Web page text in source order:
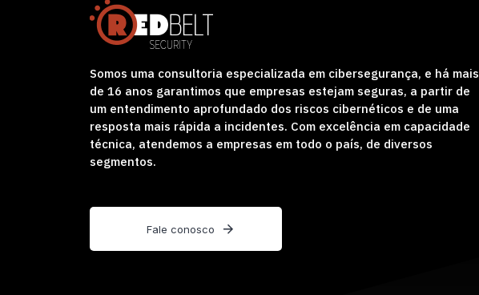
Somos uma consultoria especializada em cibersegurança, e há mais
de 16 anos garantimos que empresas estejam seguras, a partir de
um entendimento aprofundado dos riscos cibernéticos e de uma
resposta mais rápida a incidentes. Com excelência em capacidade
técnica, atendemos a empresas em todo o país, de diversos
segmentos.
Fale conosco